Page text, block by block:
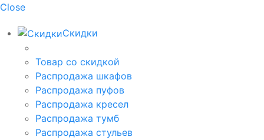
Close
Скидки
Товар со скидкой
Распродажа шкафов
Распродажа пуфов
Распродажа кресел
Распродажа тумб
Распродажа стульев